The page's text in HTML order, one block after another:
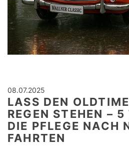
08.07.2025
LASS DEN
REGEN STEHEN –
DIE PFLEGE NACH
FAHRTEN